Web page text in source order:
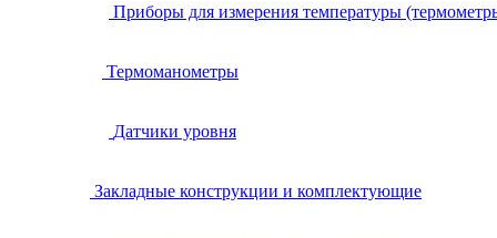
Приборы для измерения температуры
Термоманометры
Датчики уровня
Закладные конструкции и комплектующие